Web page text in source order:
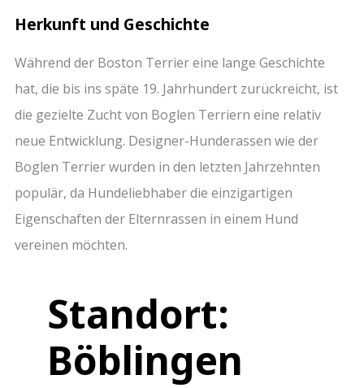
Herkunft und Geschichte
Während der Boston Terrier eine lange Geschichte
hat, die bis ins späte 19. Jahrhundert zurückreicht, ist
die gezielte Zucht von Boglen Terriern eine relativ
neue Entwicklung. Designer-Hunderassen wie der
Boglen Terrier wurden in den letzten Jahrzehnten
populär, da Hundeliebhaber die einzigartigen
Eigenschaften der Elternrassen in einem Hund
vereinen möchten.
Standort:
Böblingen